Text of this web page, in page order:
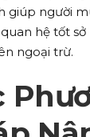
giúp người
hệ tốt
ngoại trừ.